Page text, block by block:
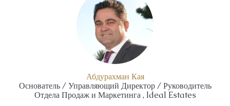
Абдурахман Кая
Основатель / Управляющий Директор / Руководитель
Отдела Продаж и Маркетинга , Ideal Estates